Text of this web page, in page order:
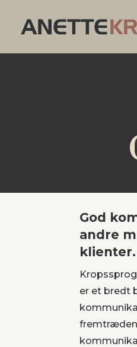
God
andre
klienter.
er et bredt